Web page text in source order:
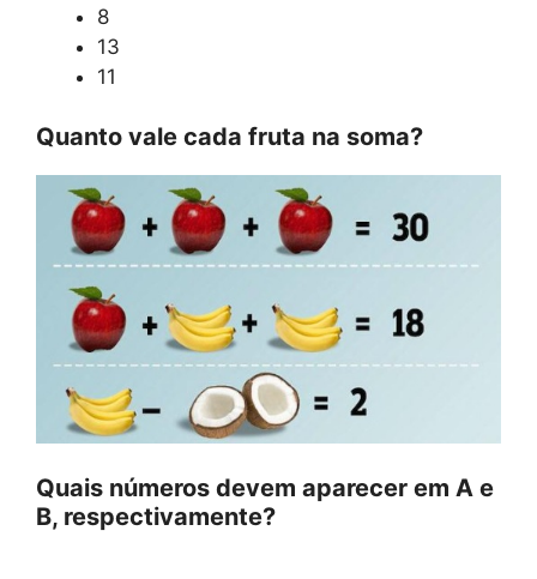
8
13
11
Quanto vale cada fruta na soma?
Quais números devem aparecer em A e
B, respectivamente?